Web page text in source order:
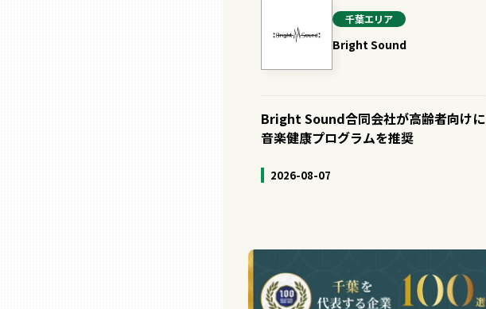
千葉エリア
Bright Sound
Bright Sound合同会社が高齢者向けに
音楽健康プログラムを推奨
2026-08-07